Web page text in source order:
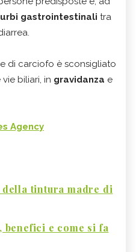
gastrointestinali tra
di carciofo è sconsigliato
biliari, in gravidanza e
Agency
tintura madre di
e come si fa